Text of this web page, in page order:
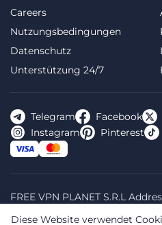
Careers
Nutzungsbedingungen
Datenschutz
Unterstützung 24/7
Telegram Facebook
Instagram
Pinterest
FREE VPN PLANET S.R.L
Diese Website verwendet